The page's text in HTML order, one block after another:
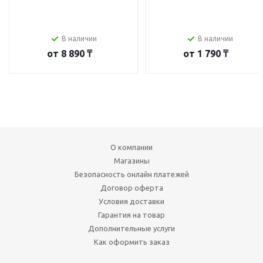
В наличии
от 8 890 ₸
В наличии
от 1 790 ₸
О компании
Магазины
Безопасность онлайн платежей
Договор оферта
Условия доставки
Гарантия на товар
Дополнительные услуги
Как оформить заказ